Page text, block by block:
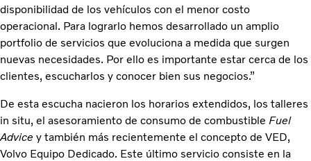
disponibilidad de los vehículos con el menor costo
operacional. Para lograrlo hemos desarrollado un amplio
portfolio de servicios que evoluciona a medida que surgen
nuevas necesidades. Por ello es importante estar cerca de los
clientes, escucharlos y conocer bien sus negocios.”
De esta escucha nacieron los horarios extendidos, los talleres
in situ, el asesoramiento de consumo de combustible Fuel
Advice y también más recientemente el concepto de VED,
Volvo Equipo Dedicado. Este último servicio consiste en la